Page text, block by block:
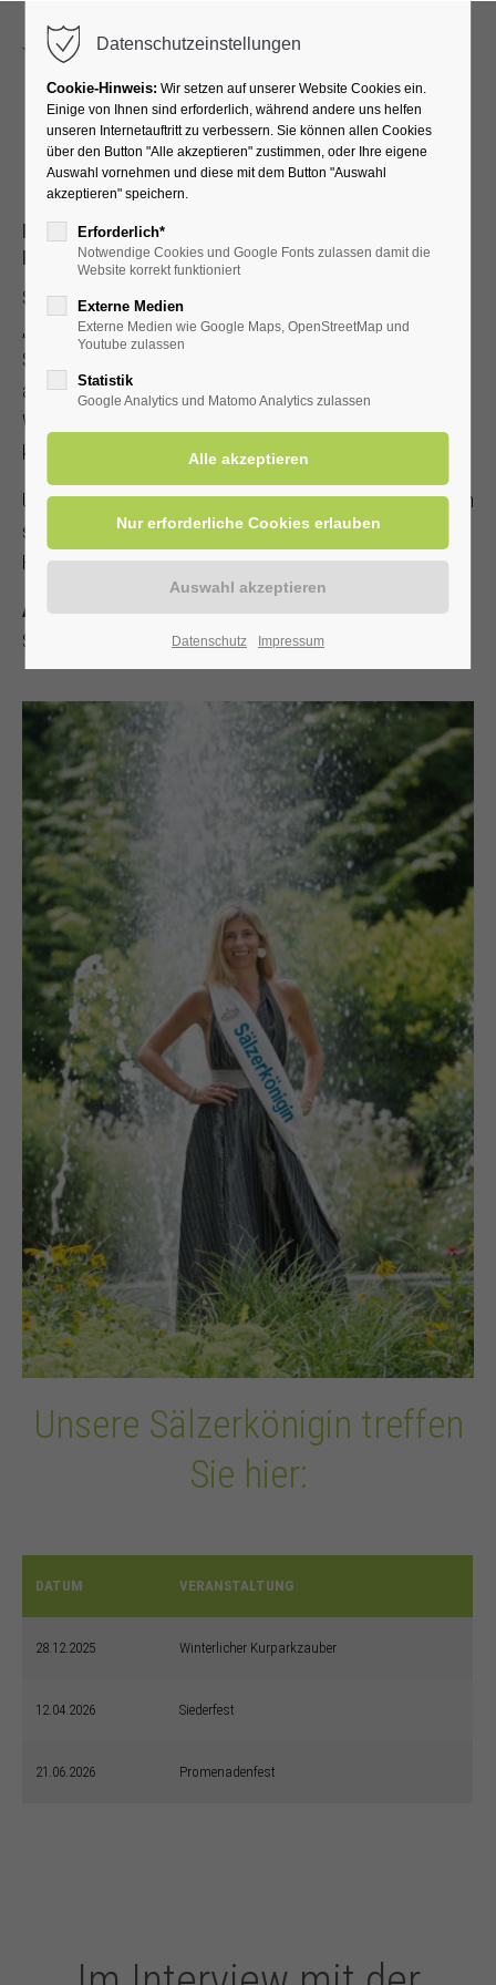
Sälzerkönigin
Die Sälzerkönigin repräsentiert unser Sole- und
Moorheilbad.
Sie ist „lebendes Symbol“ für die hohe Bedeutung des
„weißen Goldes“ in Bad Westernkotten mit seiner langen
Salztradition. Das Amt der Sälzerkönigin symbolisiert
außerdem, dass es im kleinen und feinen Bad
Westernkotten noch persönlich zugeht, „dass man sich
kennt“.
Unsere Gäste freuen sich immer, wenn sie die Sälzerkönigin
sehen. Ihr Auftritt gibt dem Siederfest und weiteren
Heilbad-Veranstaltungen die richtige „Würze“.
Anne Gudermann
Sälzerkönigin 2025/26
Unsere Sälzerkönigin treffen
Sie hier:
DATUM VERANSTALTUNG
28.12.2025 Winterlicher Kurparkzauber
12.04.2026 Siederfest
21.06.2026 Promenadenfest
Datenschutzeinstellungen
Cookie-Hinweis: Wir setzen auf unserer Website Cookies ein.
Einige von Ihnen sind erforderlich, während andere uns helfen
unseren Internetauftritt zu verbessern. Sie können allen Cookies
über den Button "Alle akzeptieren" zustimmen, oder Ihre eigene
Auswahl vornehmen und diese mit dem Button "Auswahl
akzeptieren" speichern.
Erforderlich*
Notwendige Cookies und Google Fonts zulassen damit die
Website korrekt funktioniert
Externe Medien
Externe Medien wie Google Maps, OpenStreetMap und
Youtube zulassen
Statistik
Google Analytics und Matomo Analytics zulassen
Datenschutz Impressum